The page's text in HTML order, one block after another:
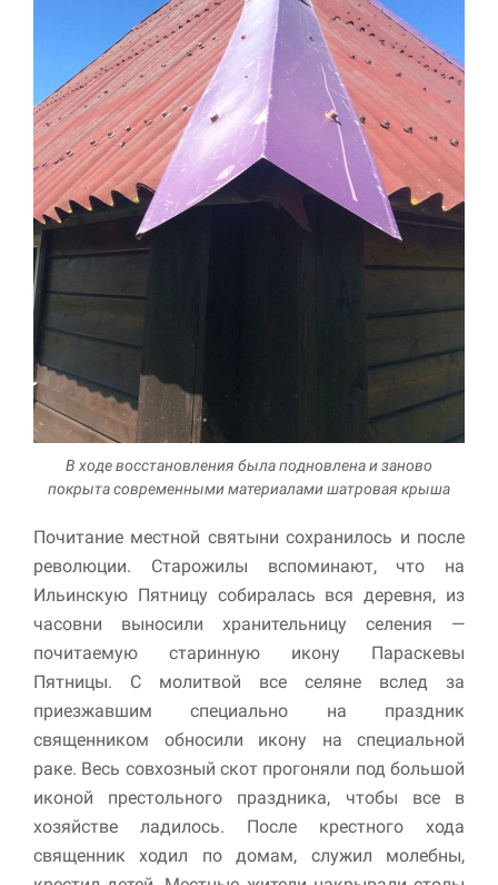
В ходе восстановления была подновлена и заново
покрыта современными материалами шатровая крыша
Почитание местной святыни сохранилось и после
революции. Старожилы вспоминают, что на
Ильинскую Пятницу собиралась вся деревня, из
часовни выносили хранительницу селения —
почитаемую старинную икону Параскевы
Пятницы. С молитвой все селяне вслед за
приезжавшим специально на праздник
священником обносили икону на специальной
раке. Весь совхозный скот прогоняли под большой
иконой престольного праздника, чтобы все в
хозяйстве ладилось. После крестного хода
священник ходил по до­мам, служил молебны,